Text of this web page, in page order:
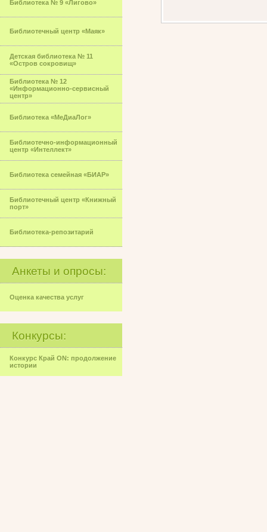
Библиотека № 9 «Лигово»
Библиотечный центр «Маяк»
Детская библиотека № 11
«Остров сокровищ»
Библиотека № 12
«Информационно-сервисный
центр»
Библиотека «МеДиаЛог»
Библиотечно-информационный
центр «Интеллект»
Библиотека семейная «БИАР»
Библиотечный центр «Книжный
порт»
Библиотека-репозитарий
Анкеты и опросы:
Оценка качества услуг
Конкурсы:
Конкурс Край ON: продолжение
истории